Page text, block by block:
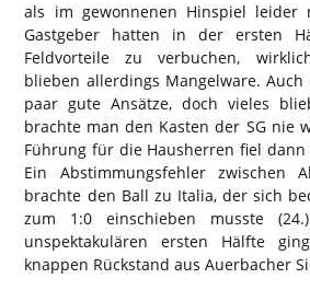
als im gewonnenen Hinspiel leider
Gastgeber hatten in der ersten
Feldvorteile zu verbuchen,
blieben allerdings Mangelware. Auch
paar gute Ansätze, doch vieles
brachte man den Kasten der SG nie
Führung für die Hausherren fiel dann
Ein Abstimmungsfehler zwischen
brachte den Ball zu Italia, der sich
zum 1:0 einschieben musste
unspektakulären ersten Hälfte
knappen Rückstand aus Auerbacher